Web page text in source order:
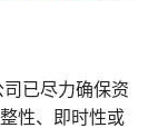
已尽力确保资
性、即时性或